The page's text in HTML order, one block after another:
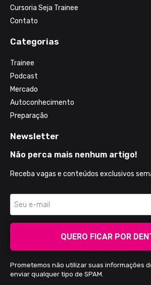
Cursoria Seja Trainee
Contato
Categorias
Trainee
Podcast
Mercado
Autoconhecimento
Preparação
Newsletter
Não perca mais nenhum artigo!
Receba vagas e conteúdos exclusivos
QUERO FICAR POR
Prometemos não utilizar suas informações
enviar qualquer tipo de SPAM.